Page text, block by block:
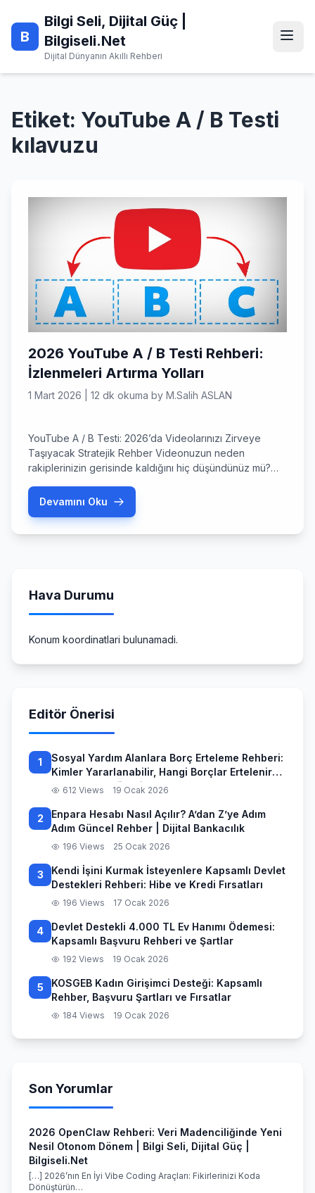
content
B
Bilgi Seli, Dijital Güç |
Bilgiseli.Net
Dijital Dünyanın Akıllı Rehberi
Etiket: YouTube A / B Testi
kılavuzu
2026 YouTube A / B Testi Rehberi:
İzlenmeleri Artırma Yolları
1 Mart 2026 12 dk okuma by M.Salih ASLAN
YouTube A / B Testi: 2026’da Videolarınızı Zirveye
Taşıyacak Stratejik Rehber Videonuzun neden
rakiplerinizin gerisinde kaldığını hiç düşündünüz mü?
sihirli dokunuşu henüz bulamadınız. YouTube A / B
Testi, tam da bu noktada devreye girerek tahmin
Devamını Oku
Hava Durumu
Konum koordinatlari bulunamadi.
Editör Önerisi
1
Sosyal Yardım Alanlara Borç Erteleme Rehberi:
Kimler Yararlanabilir, Hangi Borçlar Ertelenir
ve Başvuru Süreci
612 Views 19 Ocak 2026
2
Enpara Hesabı Nasıl Açılır? A’dan Z’ye Adım
Adım Güncel Rehber | Dijital Bankacılık
196 Views 25 Ocak 2026
3
Kendi İşini Kurmak İsteyenlere Kapsamlı Devlet
Destekleri Rehberi: Hibe ve Kredi Fırsatları
196 Views 17 Ocak 2026
4
Devlet Destekli 4.000 TL Ev Hanımı Ödemesi:
Kapsamlı Başvuru Rehberi ve Şartlar
192 Views 19 Ocak 2026
5
KOSGEB Kadın Girişimci Desteği: Kapsamlı
Rehber, Başvuru Şartları ve Fırsatlar
184 Views 19 Ocak 2026
Son Yorumlar
2026 OpenClaw Rehberi: Veri Madenciliğinde Yeni
Nesil Otonom Dönem | Bilgi Seli, Dijital Güç |
Bilgiseli.Net
[…] 2026’nın En İyi Vibe Coding Araçları: Fikirlerinizi Koda
Dönüştürün…